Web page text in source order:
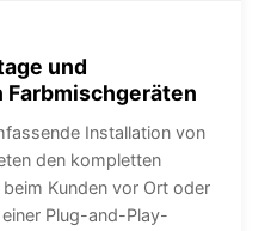
und
Farbmischgeräten
Installation von
den kompletten
Kunden vor Ort oder
Plug-and-Play-